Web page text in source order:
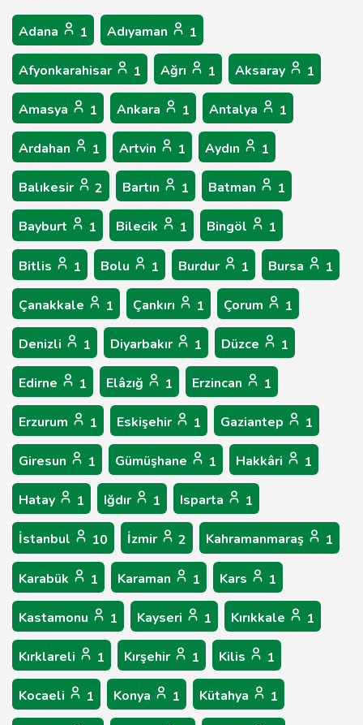
Adana 1 Adıyaman 1
Afyonkarahisar 1 Ağrı 1 Aksaray 1
Amasya 1 Ankara 1 Antalya 1
Ardahan 1 Artvin 1 Aydın 1
Balıkesir 2 Bartın 1 Batman 1
Bayburt 1 Bilecik 1 Bingöl 1
Bitlis 1 Bolu 1 Burdur 1 Bursa 1
Çanakkale 1 Çankırı 1 Çorum 1
Denizli 1 Diyarbakır 1 Düzce 1
Edirne 1 Elâzığ 1 Erzincan 1
Erzurum 1 Eskişehir 1 Gaziantep 1
Giresun 1 Gümüşhane 1 Hakkâri 1
Hatay 1 Iğdır 1 Isparta 1
İstanbul 10 İzmir 2 Kahramanmaraş 1
Karabük 1 Karaman 1 Kars 1
Kastamonu 1 Kayseri 1 Kırıkkale 1
Kırklareli 1 Kırşehir 1 Kilis 1
Kocaeli 1 Konya 1 Kütahya 1